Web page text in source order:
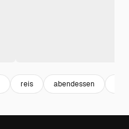
reis abendessen